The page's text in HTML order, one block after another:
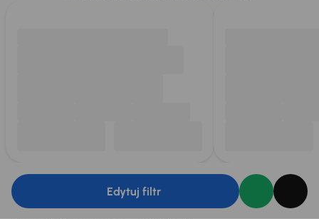
Edytuj filtr